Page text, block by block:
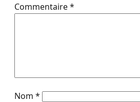
Commentaire*
Nom *